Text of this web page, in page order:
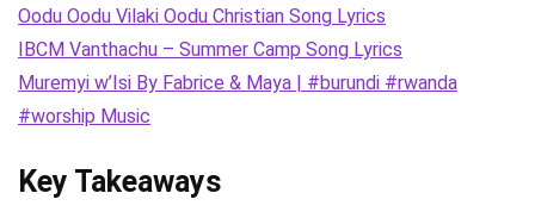
Oodu Oodu Vilaki Oodu Christian Song Lyrics
IBCM Vanthachu – Summer Camp Song Lyrics
Muremyi w’Isi By Fabrice & Maya | #burundi #rwanda
#worship Music
Key Takeaways